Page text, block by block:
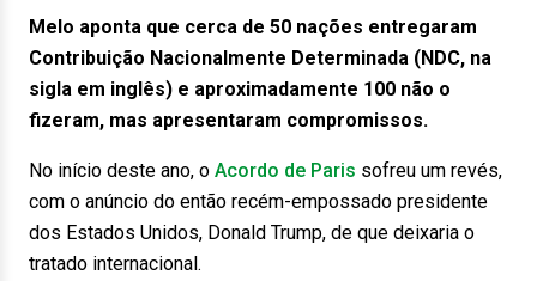
Melo aponta que cerca de 50 nações entregaram
Contribuição Nacionalmente Determinada (NDC, na
sigla em inglês) e aproximadamente 100 não o
fizeram, mas apresentaram compromissos.
No início deste ano, o Acordo de Paris sofreu um revés,
com o anúncio do então recém-empossado presidente
dos Estados Unidos, Donald Trump, de que deixaria o
tratado internacional.